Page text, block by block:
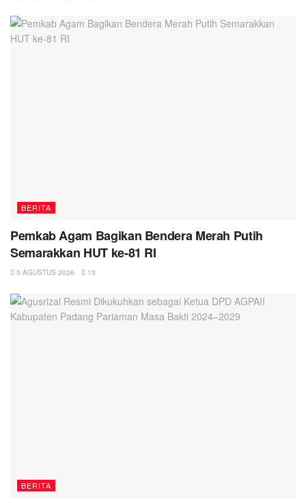
BERITA
Pemkab Agam Bagikan Bendera Merah Putih
Semarakkan HUT ke-81 RI
5 AGUSTUS 2026 13
BERITA